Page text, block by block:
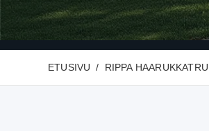
ETUSIVU RIPPA